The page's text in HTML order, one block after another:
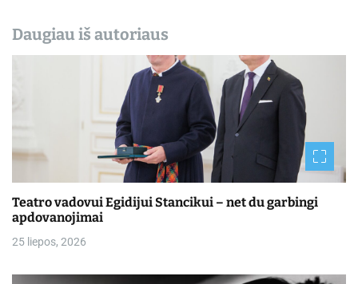
Daugiau iš autoriaus
Teatro vadovui Egidijui Stancikui – net du garbingi
apdovanojimai
25 liepos, 2026